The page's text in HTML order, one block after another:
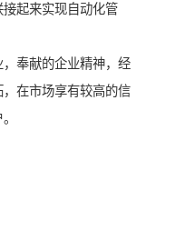
起来实现自动化管
奉献的企业精神，经
在市场享有较高的信